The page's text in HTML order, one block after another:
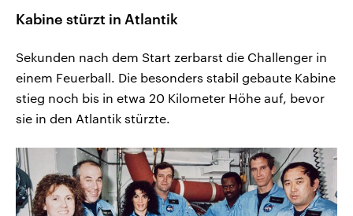
Kabine stürzt in Atlantik
Sekunden nach dem Start zerbarst die Challenger in
einem Feuerball. Die besonders stabil gebaute Kabine
stieg noch bis in etwa 20 Kilometer Höhe auf, bevor
sie in den Atlantik stürzte.